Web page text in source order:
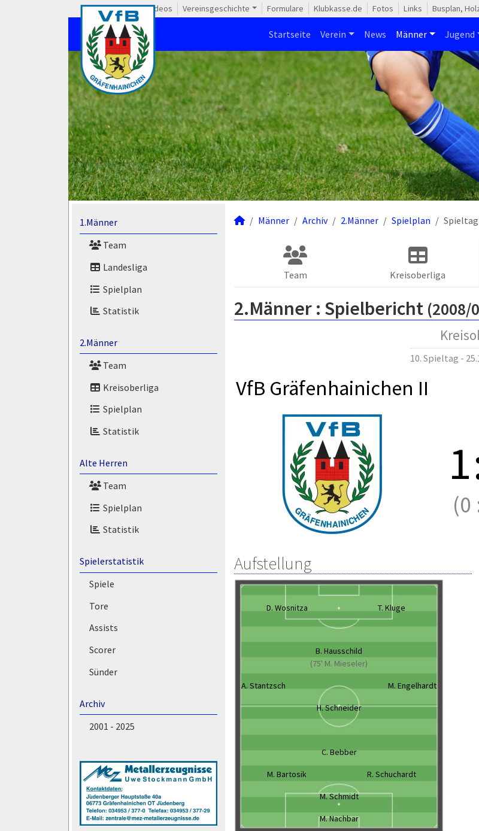
Videos Vereinsgeschichte Formulare Klubkasse.de Fotos Links Busplan,
Startseite Verein News Männer Jugend
1.Männer
Team
Landesliga
Spielplan
Statistik
2.Männer
Team
Kreisoberliga
Spielplan
Statistik
Alte Herren
Team
Spielplan
Statistik
Spielerstatistik
Spiele
Tore
Assists
Scorer
Sünder
Archiv
2001 - 2025
Männer Archiv 2.Männer Spielplan Spieltag
Team Kreisoberliga
2.Männer : Spielbericht (2008/
10. Spieltag -
VfB Gräfenhainichen II
1
(0
Aufstellung
D. Wosnitza T. Kluge
B. Hausschild
(75' M. Mieseler)
A. Stantzsch M. Engelhardt
H. Schneider
C. Bebber
M. Bartosik R. Schuchardt
M. Schmidt
M. Nachbar